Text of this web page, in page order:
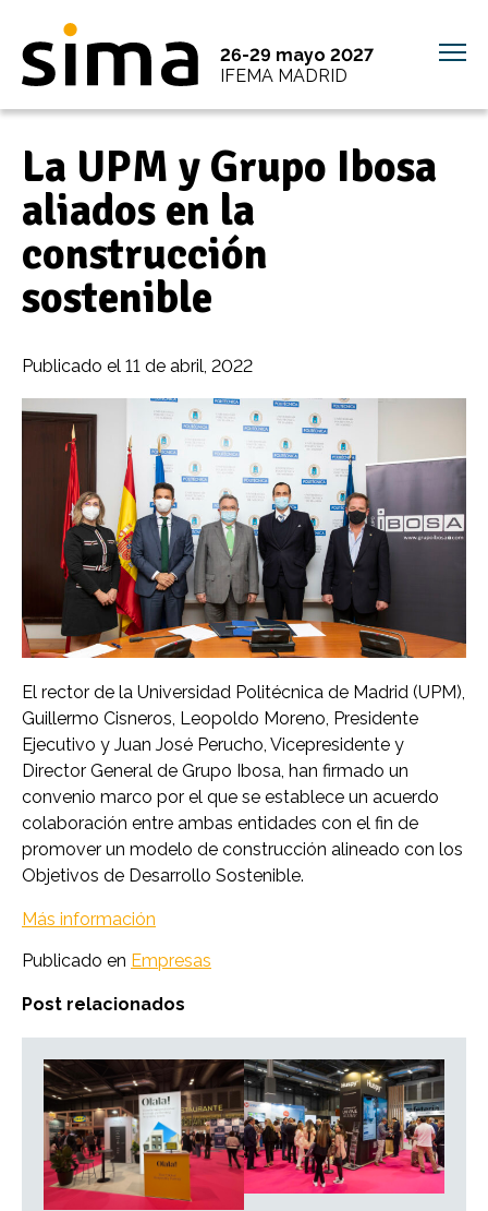
26-29 mayo 2027
IFEMA MADRID
La UPM y Grupo Ibosa
aliados en la
construcción
sostenible
Publicado el 11 de abril, 2022
El rector de la Universidad Politécnica de Madrid (UPM),
Guillermo Cisneros, Leopoldo Moreno, Presidente
Ejecutivo y Juan José Perucho, Vicepresidente y
Director General de Grupo Ibosa, han firmado un
convenio marco por el que se establece un acuerdo
colaboración entre ambas entidades con el fin de
promover un modelo de construcción alineado con los
Objetivos de Desarrollo Sostenible.
Más información
Publicado en Empresas
Post relacionados